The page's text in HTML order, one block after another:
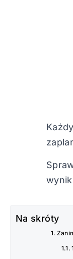
Na skróty